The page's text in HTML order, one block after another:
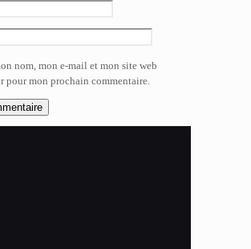
nom, mon e-mail et mon site web
pour mon prochain commentaire.